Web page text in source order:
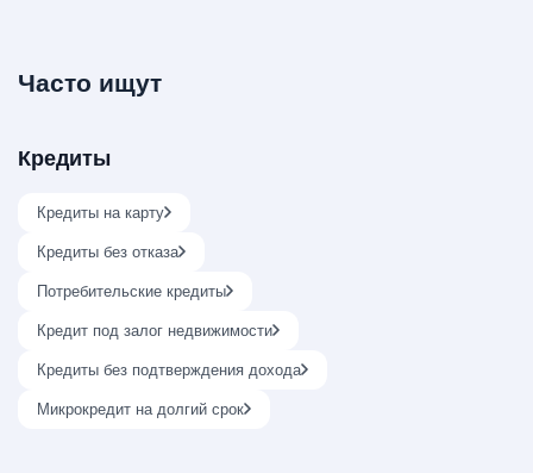
Часто ищут
Кредиты
Кредиты на карту
Кредиты без отказа
Потребительские кредиты
Кредит под залог недвижимости
Кредиты без подтверждения дохода
Микрокредит на долгий срок